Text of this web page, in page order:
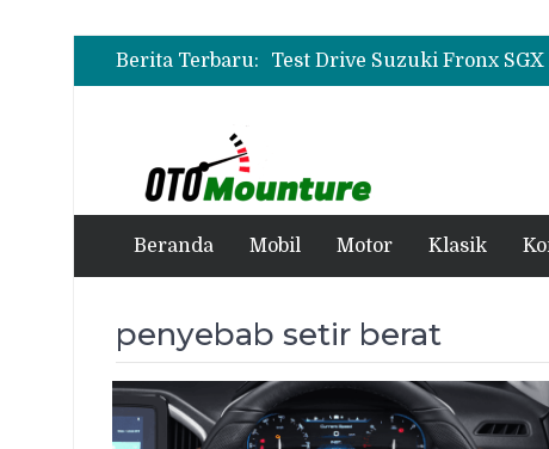
Berita Terbaru:
Beranda Mobil Motor Klasik
penyebab setir berat